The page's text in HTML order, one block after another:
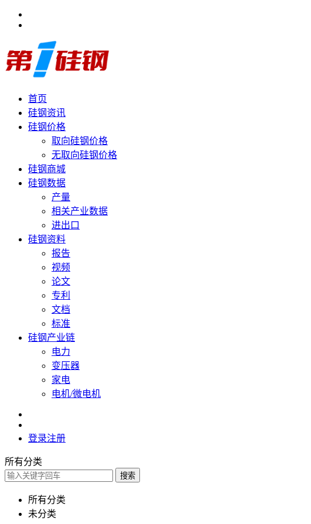
首页
硅钢资讯
硅钢价格
取向硅钢价格
无取向硅钢价格
硅钢商城
硅钢数据
产量
相关产业数据
进出口
硅钢资料
报告
视频
论文
专利
文档
标准
硅钢产业链
电力
变压器
家电
电机/微电机
登录注册
所有分类
搜索
所有分类
未分类